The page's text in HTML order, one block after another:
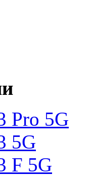
Pro 5G
5G
F 5G